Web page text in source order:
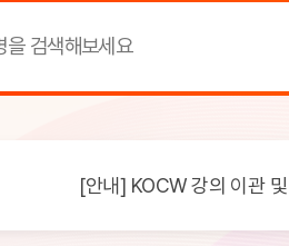
[서비스점검] KOCW 서비
[안내] KOCW 강의 이관
[안내] 2026년 대학정보공